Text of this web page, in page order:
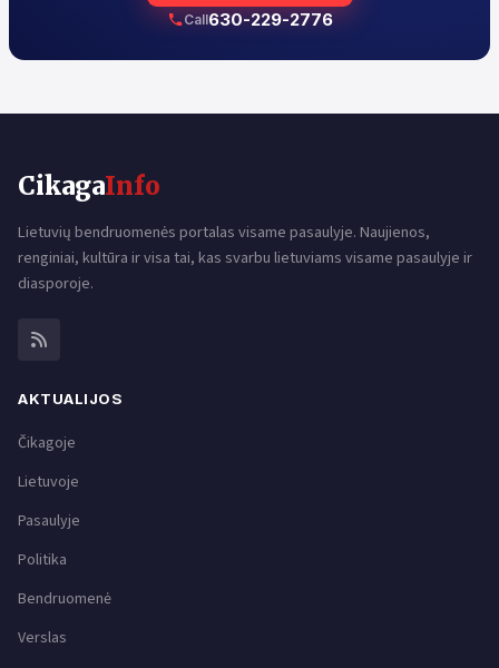
Call630-229-2776
CikagaInfo
Lietuvių bendruomenės portalas visame pasaulyje. Naujienos,
renginiai, kultūra ir visa tai, kas svarbu lietuviams visame pasaulyje ir
diasporoje.
AKTUALIJOS
Čikagoje
Lietuvoje
Pasaulyje
Politika
Bendruomenė
Verslas